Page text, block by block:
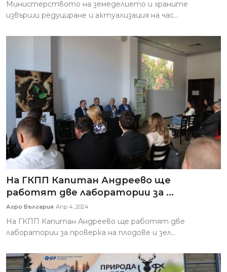
Министерството на земеделието и храните
извърши редуциране и актуализация на час...
На ГКПП Капитан Андреево ще
работят две лаборатории за ...
Агро България Апр 4, 2024
На ГКПП Капитан Андреево ще работят две
лаборатории за проверка на плодове и зел...